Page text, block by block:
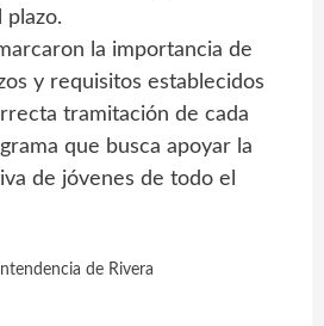
la importancia de
y requisitos establecidos
tramitación de cada
que busca apoyar la
de jóvenes de todo el
Intendencia de Rivera